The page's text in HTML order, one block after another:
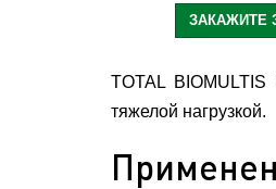
ЗАКАЖИТЕ
TOTAL
тяжелой нагрузкой.